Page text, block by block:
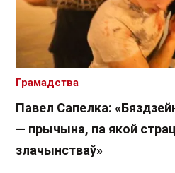
Павел Сапелка:
— прычына, па якой
злачынстваў»
Грамадства